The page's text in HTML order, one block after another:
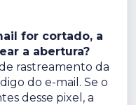
for cortado, a
a abertura?
rastreamento da
do e-mail. Se o
desse pixel, a